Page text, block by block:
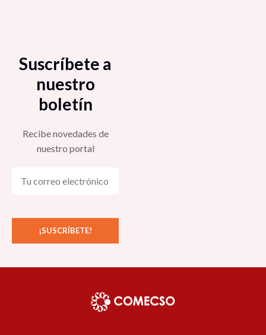
Suscríbete a
nuestro
boletín
Recibe novedades de
nuestro portal